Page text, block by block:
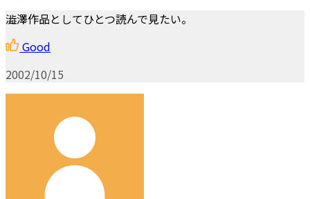
澁澤作品としてひとつ読んで見たい。
Good
2002/10/15